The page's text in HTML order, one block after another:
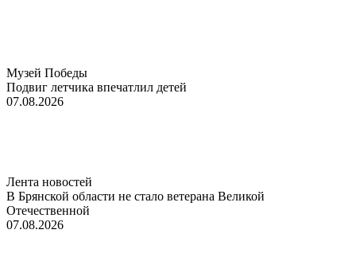
Музей Победы
Подвиг летчика впечатлил детей
07.08.2026
Лента новостей
В Брянской области не стало ветерана Великой
Отечественной
07.08.2026